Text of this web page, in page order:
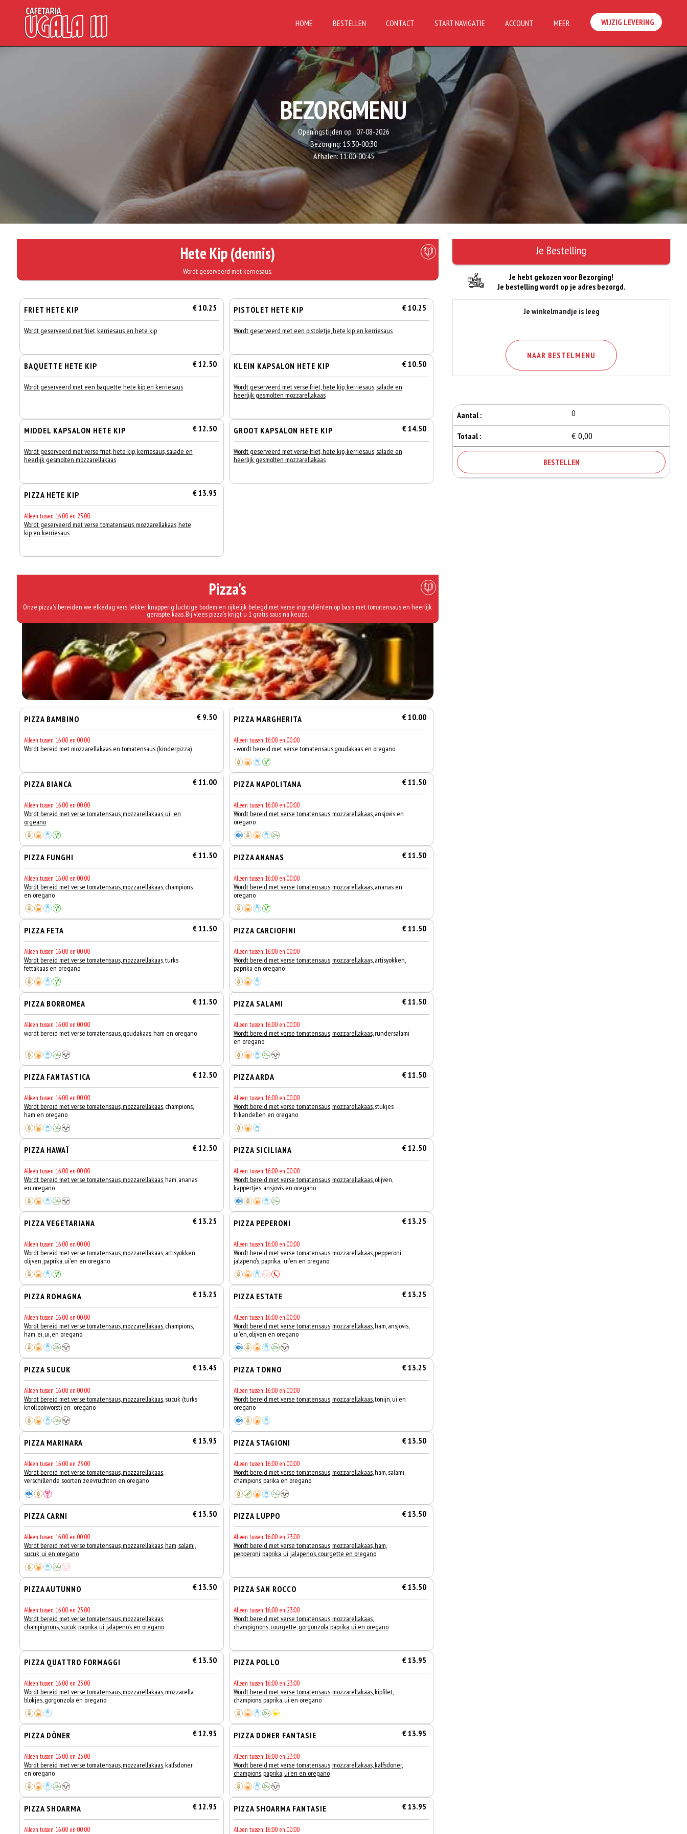
HOME BESTELLEN CONTACT START NAVIGATIE ACCOUNT MEER WIJZIG LEVERING
BEZORGMENU
Openingstijden op : 07-08-2026
Bezorging: 15:30-00:30
Afhalen:11:00-00:45
Hete Kip (dennis)
Wordt geserveerd met kerriesaus.
FRIET HETE KIP € 10.25
Wordt geserveerd met friet, kerriesaus en hete kip
PISTOLET HETE KIP € 10.25
Wordt geserveerd met een pistoletje, hete kip en kerriesaus
BAQUETTE HETE KIP € 12.50
Wordt geserveerd met een baquette, hete kip en kerriesaus
KLEIN KAPSALON HETE KIP € 10.50
Wordt geserveerd met verse friet, hete kip, kerriesaus, salade en
heerlijk gesmolten mozzarellakaas
MIDDEL KAPSALON HETE KIP € 12.50
Wordt geserveerd met verse friet, hete kip, kerriesaus, salade en
heerlijk gesmolten mozzarellakaas
GROOT KAPSALON HETE KIP € 14.50
Wordt geserveerd met verse friet, hete kip, kerriesaus, salade en
heerlijk gesmolten mozzarellakaas
PIZZA HETE KIP € 13.95
Alleen tussen 16:00 en 23:00
Wordt geserveerd met verse tomatensaus, mozzarellakaas, hete
kip en kerriesaus
Pizza's
Onze pizza's bereiden we elkedag vers, lekker knapperig luchtige bodem en rijkelijk belegd met verse ingrediénten op basis met tomatensaus en heerlijk
geraspte kaas. Bij vlees pizza's krijgt u 1 gratis saus na keuze.
PIZZA BAMBINO € 9.50
Alleen tussen 16:00 en 00:00
Wordt bereid met mozzarellakaas en tomatensaus (kinderpizza)
PIZZA MARGHERITA € 10.00
Alleen tussen 16:00 en 00:00
- wordt bereid met verse tomatensaus,goudakaas en oregano
PIZZA BIANCA € 11.00
Alleen tussen 16:00 en 00:00
Wordt bereid met verse tomatensaus, mozzarellakaas, ui, en
orgeano
PIZZA NAPOLITANA € 11.50
Alleen tussen 16:00 en 00:00
Wordt bereid met verse tomatensaus, mozzarellakaas, ansjovis en
oregano
PIZZA FUNGHI € 11.50
Alleen tussen 16:00 en 00:00
Wordt bereid met verse tomatensaus, mozzarellakaas, champions
en oregano
PIZZA ANANAS € 11.50
Alleen tussen 16:00 en 00:00
Wordt bereid met verse tomatensaus, mozzarellakaas, ananas en
oregano
PIZZA FETA € 11.50
Alleen tussen 16:00 en 00:00
Wordt bereid met verse tomatensaus, mozzarellakaas, turks
fettakaas en oregano
PIZZA CARCIOFINI € 11.50
Alleen tussen 16:00 en 00:00
Wordt bereid met verse tomatensaus, mozzarellakaas, artisyokken,
paprika en oregano
PIZZA BORROMEA € 11.50
Alleen tussen 16:00 en 00:00
wordt bereid met verse tomatensaus, goudakaas, ham en oregano
PIZZA SALAMI € 11.50
Alleen tussen 16:00 en 00:00
Wordt bereid met verse tomatensaus, mozzarellakaas,rundersalami
en oregano
PIZZA FANTASTICA € 12.50
Alleen tussen 16:00 en 00:00
Wordt bereid met verse tomatensaus, mozzarellakaas, champions,
ham en oregano
PIZZA ARDA € 11.50
Alleen tussen 16:00 en 00:00
Wordt bereid met verse tomatensaus, mozzarellakaas, stukjes
frikandellen en oregano
PIZZA HAWAÏ € 12.50
Alleen tussen 16:00 en 00:00
Wordt bereid met verse tomatensaus, mozzarellakaas, ham, ananas
en oregano
PIZZA SICILIANA € 12.50
Alleen tussen 16:00 en 00:00
Wordt bereid met verse tomatensaus, mozzarellakaas, olijven,
kappertjes, ansjovis en oregano
PIZZA VEGETARIANA € 13.25
Alleen tussen 16:00 en 00:00
Wordt bereid met verse tomatensaus, mozzarellakaas, artisyokken,
olijven, paprika, ui'en en oregano
PIZZA PEPERONI € 13.25
Alleen tussen 16:00 en 00:00
Wordt bereid met verse tomatensaus, mozzarellakaas, pepperoni,
jalapeno's, paprika, ui'en en oregano
PIZZA ROMAGNA € 13.25
Alleen tussen 16:00 en 00:00
Wordt bereid met verse tomatensaus, mozzarellakaas, champions,
ham, ei, ui, en oregano
PIZZA ESTATE € 13.25
Alleen tussen 16:00 en 00:00
Wordt bereid met verse tomatensaus, mozzarellakaas, ham, ansjovis,
ui'en, olijven en oregano
PIZZA SUCUK € 13.45
Alleen tussen 16:00 en 00:00
Wordt bereid met verse tomatensaus, mozzarellakaas, sucuk (turks
knoflookworst) en oregano
PIZZA TONNO € 13.25
Alleen tussen 16:00 en 00:00
Wordt bereid met verse tomatensaus, mozzarellakaas, tonijn, ui en
oregano
PIZZA MARINARA € 13.95
Alleen tussen 16:00 en 23:00
Wordt bereid met verse tomatensaus, mozzarellakaas,
verschillende soorten zeevruchten en oregano
PIZZA STAGIONI € 13.50
Alleen tussen 16:00 en 00:00
Wordt bereid met verse tomatensaus, mozzarellakaas, ham, salami,
champions, parika en oregano
PIZZA CARNI € 13.50
Alleen tussen 16:00 en 00:00
Wordt bereid met verse tomatensaus, mozzarellakaas, ham, salami,
sucuk, ui en oregano
PIZZA LUPPO € 13.50
Alleen tussen 16:00 en 23:00
Wordt bereid met verse tomatensaus, mozzarellakaas, ham,
pepperoni, paprika, ui, jalapeno's, courgette en oregano
PIZZA AUTUNNO € 13.50
Alleen tussen 16:00 en 23:00
Wordt bereid met verse tomatensaus, mozzarellakaas,
champignons, sucuk, paprika, ui, jalapeno's en oregano
PIZZA SAN ROCCO € 13.50
Alleen tussen 16:00 en 23:00
Wordt bereid met verse tomatensaus, mozzarellakaas,
champignons, courgette, gorgonzola, paprika, ui en oregano
PIZZA QUATTRO FORMAGGI € 13.50
Alleen tussen 16:00 en 23:00
Wordt bereid met verse tomatensaus, mozzarellakaas, mozzarella
blokjes, gorgonzola en oregano
PIZZA POLLO € 13.95
Alleen tussen 16:00 en 23:00
Wordt bereid met verse tomatensaus, mozzarellakaas, kipfilet,
champions, paprika, ui en oregano
PIZZA DÖNER € 12.95
Alleen tussen 16:00 en 23:00
Wordt bereid met verse tomatensaus, mozzarellakaas, kalfsdoner
en oregano
PIZZA DONER FANTASIE € 13.95
Alleen tussen 16:00 en 23:00
Wordt bereid met verse tomatensaus, mozzarellakaas, kalfsdoner,
champions, paprika, ui'en en oregano
PIZZA SHOARMA € 12.95
Alleen tussen 16:00 en 00:00
PIZZA SHOARMA FANTASIE € 13.95
Alleen tussen 16:00 en 00:00
Je hebt gekozen voor Bezorging!
Je bestelling wordt op je adres bezorgd.
Je winkelmandje is leeg
NAAR BESTELMENU
Aantal : 0
Totaal : € 0,00
BESTELLEN
Je Bestelling